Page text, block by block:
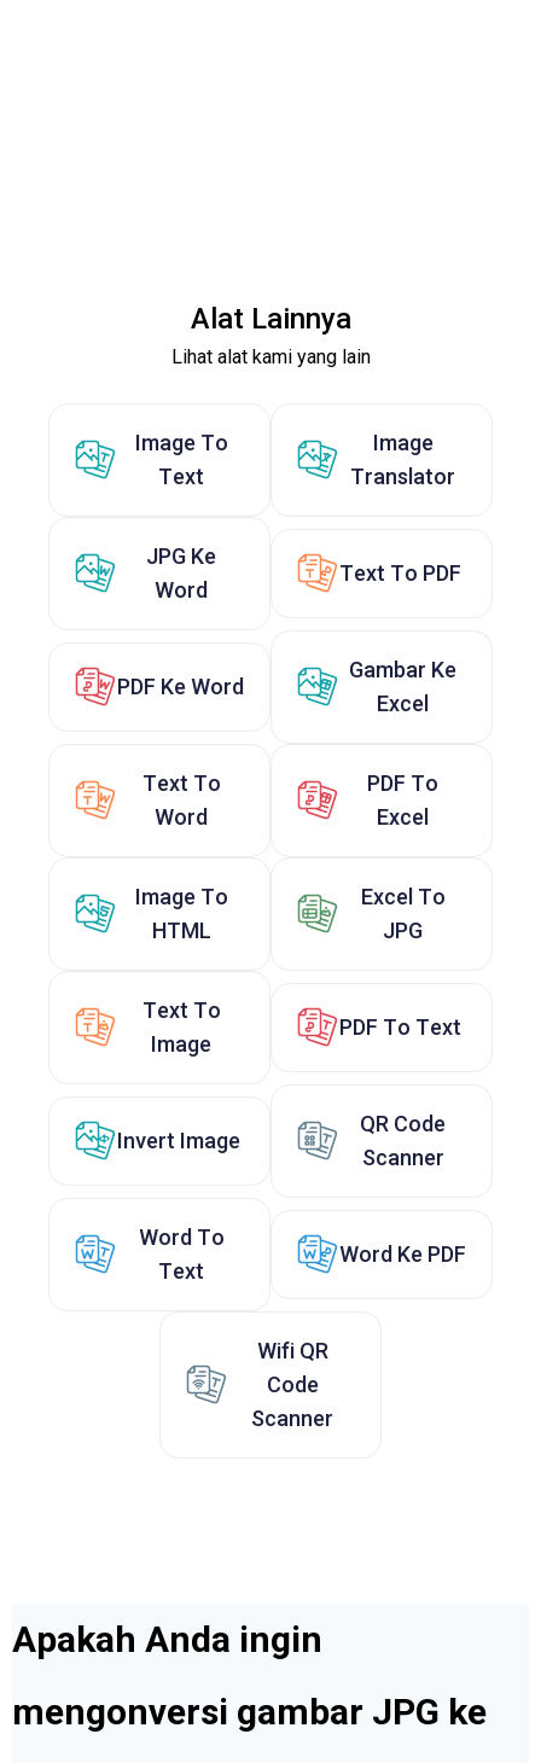
Alat Lainnya
Lihat alat kami yang lain
Image To
Text
Image
Translator
JPG Ke
Word
Text To PDF
PDF Ke Word
Gambar Ke
Excel
Text To
Word
PDF To
Excel
Image To
HTML
Excel To
JPG
Text To
Image
PDF To Text
Invert Image
QR Code
Scanner
Word To
Text
Word Ke PDF
Wifi QR
Code
Scanner
Apakah Anda ingin
mengonversi gambar JPG ke